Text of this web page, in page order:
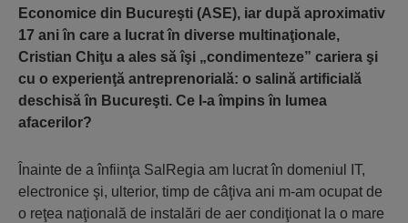
Economice din Bucureşti (ASE), iar după aproximativ
17 ani în care a lucrat în diverse multinaţionale,
Cristian Chiţu a ales să îşi „condimenteze” cariera şi
cu o experienţă antreprenorială: o salină artificială
deschisă în Bucureşti. Ce l-a împins în lumea
afacerilor?
Înainte de a înfiinţa SalRegia am lucrat în domeniul IT,
electronice şi, ulterior, timp de câţiva ani m-am ocupat de
o reţea naţională de instalări de aer condiţionat la o mare